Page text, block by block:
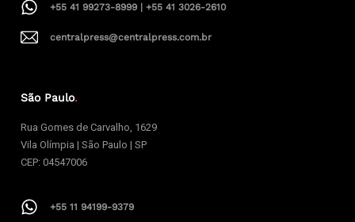
+55 41 99273-8999 | +55 41 3026-2610
centralpress@centralpress.com.br
São Paulo.
Rua Gomes de Carvalho, 1629
Vila Olímpia | São Paulo | SP
CEP: 04547006
+55 11 94199-9379